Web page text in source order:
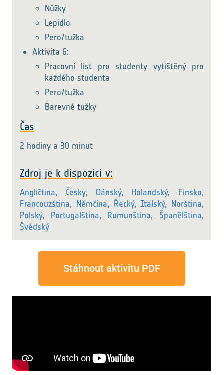
Nůžky
Lepidlo
Pero/tužka
Aktivita 6:
Pracovní list pro studenty vytištěný pro
každého studenta
Pero/tužka
Barevné tužky
Čas
2 hodiny a 30 minut
Zdroj je k dispozici v:
Angličtina, Česky, Dánský, Holandský, Finsko,
Francouzština, Němčina, Řecký,Italský, Norština,
Polský, Portugalština, Rumunština, Španělština,
Švédský
Stáhnout aktivitu PDF